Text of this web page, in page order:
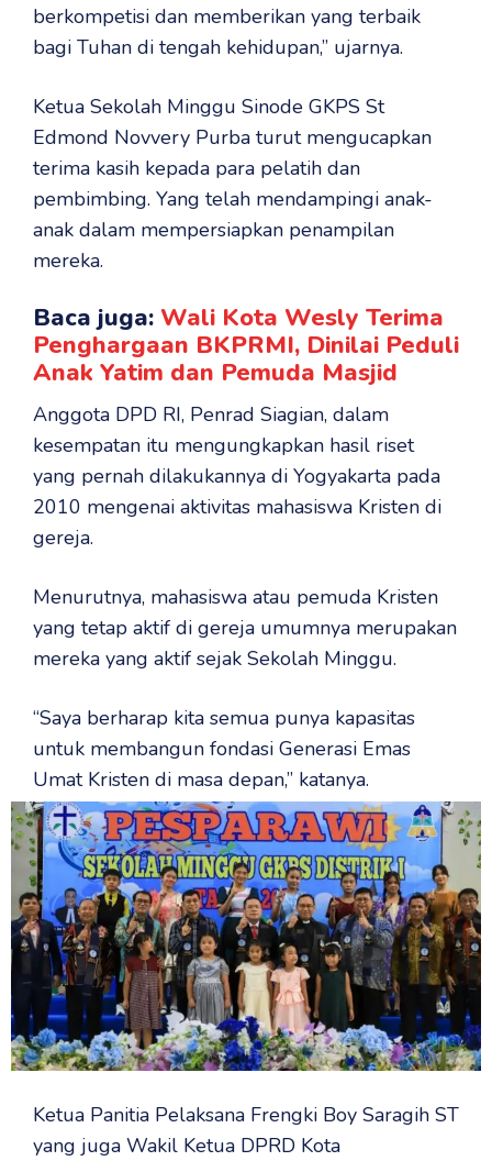
berkompetisi dan memberikan yang terbaik
bagi Tuhan di tengah kehidupan,” ujarnya.
Ketua Sekolah Minggu Sinode GKPS St
Edmond Novvery Purba turut mengucapkan
terima kasih kepada para pelatih dan
pembimbing. Yang telah mendampingi anak-
anak dalam mempersiapkan penampilan
mereka.
Baca juga: Wali Kota Wesly Terima
Penghargaan BKPRMI, Dinilai Peduli
Anak Yatim dan Pemuda Masjid
Anggota DPD RI, Penrad Siagian, dalam
kesempatan itu mengungkapkan hasil riset
yang pernah dilakukannya di Yogyakarta pada
2010 mengenai aktivitas mahasiswa Kristen di
gereja.
Menurutnya, mahasiswa atau pemuda Kristen
yang tetap aktif di gereja umumnya merupakan
mereka yang aktif sejak Sekolah Minggu.
“Saya berharap kita semua punya kapasitas
untuk membangun fondasi Generasi Emas
Umat Kristen di masa depan,” katanya.
Ketua Panitia Pelaksana Frengki Boy Saragih ST
yang juga Wakil Ketua DPRD Kota